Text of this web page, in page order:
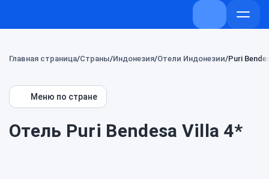
+7 (800) 707-
Главная страница Страны Индонезия Отели Индонезии Puri
Меню по стране
Отель Puri Bendesa Villa 4*